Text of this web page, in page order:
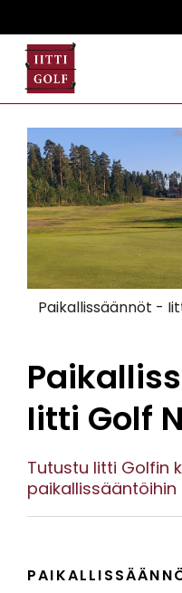
Paikallissäännöt -
Iitti Golf
Tutustu Iitti Golfin
paikallissääntöihin